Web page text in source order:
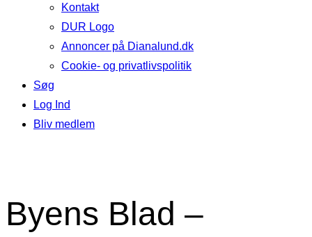
Kontakt
DUR Logo
Annoncer på Dianalund.dk
Cookie- og privatlivspolitik
Søg
Log Ind
Bliv medlem
Byens Blad –